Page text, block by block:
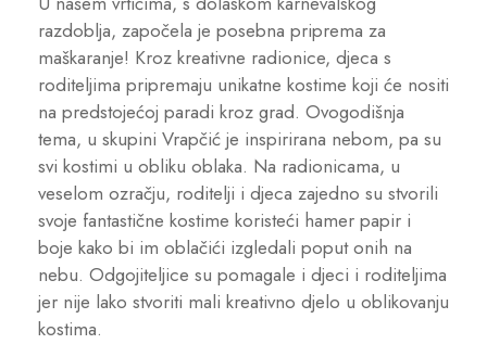
razdoblja, započela je posebna priprema za
maškaranje! Kroz kreativne radionice, djeca s
roditeljima pripremaju unikatne kostime koji će nositi
na predstojećoj paradi kroz grad. Ovogodišnja
tema, u skupini Vrapčić je inspirirana nebom, pa su
svi kostimi u obliku oblaka. Na radionicama, u
veselom ozračju, roditelji i djeca zajedno su stvorili
svoje fantastične kostime koristeći hamer papir i
boje kako bi im oblačići izgledali poput onih na
nebu. Odgojiteljice su pomagale i djeci i roditeljima
jer nije lako stvoriti mali kreativno djelo u oblikovanju
kostima.